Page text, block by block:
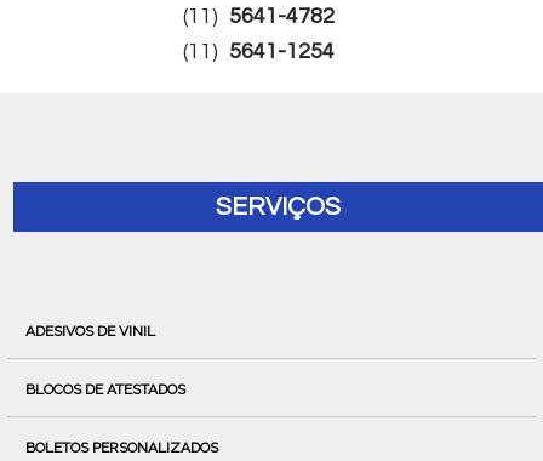
(11) 5641-4782
(11) 5641-1254
SERVIÇOS
ADESIVOS DE VINIL
BLOCOS DE ATESTADOS
BOLETOS PERSONALIZADOS